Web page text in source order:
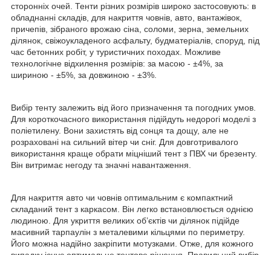
сторонніх очей. Тенти різних розмірів широко застосовують: в
обладнанні складів, для накриття човнів, авто, вантажівок,
причепів, зібраного врожаю сіна, соломи, зерна, земельних
ділянок, свіжоукладеного асфальту, будматеріалів, споруд, під
час бетонних робіт, у туристичних походах. Можливе
технологічне відхилення розмірів: за масою - ±4%, за
шириною - ±5%, за довжиною - ±3%.
Вибір тенту залежить від його призначення та погодних умов.
Для короткочасного використання підійдуть недорогі моделі з
поліетилену. Вони захистять від сонця та дощу, але не
розраховані на сильний вітер чи сніг. Для довготривалого
використання краще обрати міцніший тент з ПВХ чи брезенту.
Він витримає негоду та значні навантаження.
Для накриття авто чи човнів оптимальним є компактний
складаний тент з каркасом. Він легко встановлюється однією
людиною. Для укриття великих об’єктів чи ділянок підійде
масивний тарпаулін з металевими кільцями по периметру.
Його можна надійно закріпити мотузками. Отже, для кожного